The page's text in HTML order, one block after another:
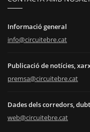
Informació general
info@circuitebre.cat
Publicació de notícies,
premsa@circuitebre.cat
Dades dels corredors,
web@circuitebre.cat